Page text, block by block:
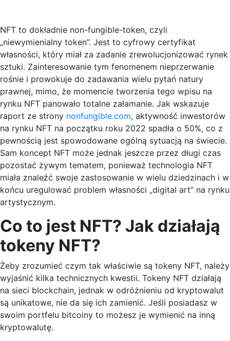
NFT to dokładnie non-fungible-token, czyli
„niewymienialny token”. Jest to cyfrowy certyfikat
własności, który miał za zadanie zrewolucjonizować rynek
sztuki. Zainteresowanie tym fenomenem nieprzerwanie
rośnie i prowokuje do zadawania wielu pytań natury
prawnej, mimo, że momencie tworzenia tego wpisu na
rynku NFT panowało totalne załamanie. Jak wskazuje
raport ze strony nonfungible.com, aktywność inwestorów
na rynku NFT na początku roku 2022 spadła o 50%, co z
pewnością jest spowodowane ogólną sytuacją na świecie.
Sam koncept NFT może jednak jeszcze przez długi czas
pozostać żywym tematem, ponieważ technologia NFT
miała znaleźć swoje zastosowanie w wielu dziedzinach i w
końcu uregulować problem własności „digital art” na rynku
artystycznym.
Co to jest NFT? Jak działają
tokeny NFT?
Żeby zrozumieć czym tak właściwie są tokeny NFT, należy
wyjaśnić kilka technicznych kwestii. Tokeny NFT działają
na sieci blockchain, jednak w odróżnieniu od kryptowalut
są unikatowe, nie da się ich zamienić. Jeśli posiadasz w
swoim portfelu bitcoiny to możesz je wymienić na inną
kryptowalutę.